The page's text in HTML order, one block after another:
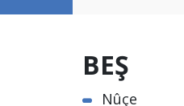
BEŞ
Nûçe